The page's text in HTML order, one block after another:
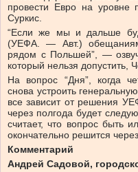
провести Евро на уровне
Суркис.
“Если же мы и дальше
(УЕФА. — Авт.)
рядом с Польшей”, —
который нельзя допустить,
На вопрос “Дня”, когда
снова устроить
все зависит от решения
через полгода будет
считает, что вопрос быть
окончательно решится
Комментарий
Андрей Садовой,